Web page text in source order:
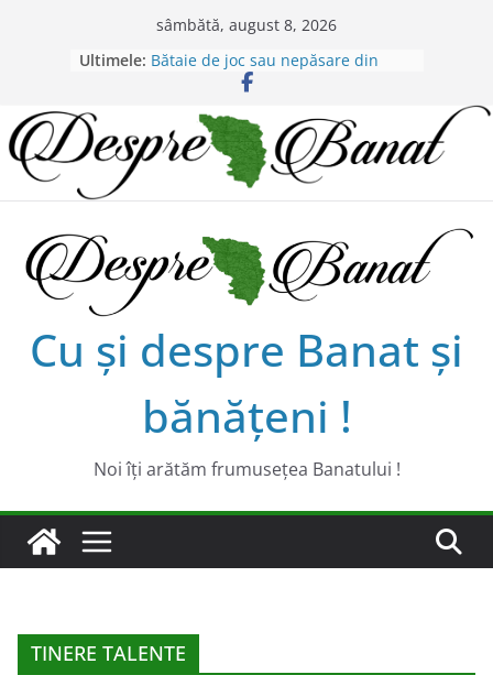
sâmbătă, august 8, 2026
Ultimele: Bătaie de joc sau nepăsare din
partea administraţiei judeţene?
în Timișoara
Alex Murgoi, un glas al lumii
satului bănățean !
20 de trăiri, 20 de visuri cu
Chilipiruri pentru micii viticultorii
bănăţeni !
Cu şi despre Banat şi
bănăţeni !
Noi îţi arătăm frumuseţea Banatului !
TINERE TALENTE